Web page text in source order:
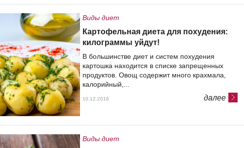
Виды диет
Картофельная диета для похудения:
килограммы уйдут!
В большинстве диет и систем похудения
картошка находится в списке запрещенных
продуктов. Овощ содержит много крахмала,
калорийный,...
далее
10.12.2016
Виды диет